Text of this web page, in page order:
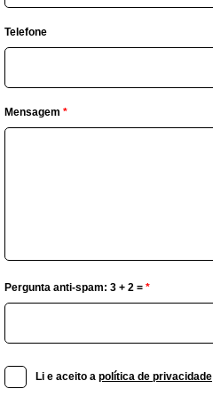
Telefone
Mensagem *
Pergunta anti-spam: 3 + 2 = *
Li e aceito a política de privacidade